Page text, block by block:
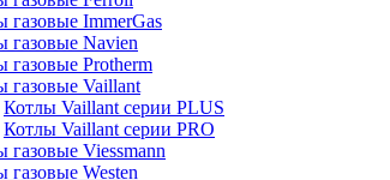
газовые ImmerGas
газовые Navien
газовые Protherm
газовые Vaillant
Котлы Vaillant серии PLUS
Котлы Vaillant серии PRO
газовые Viessmann
газовые Westen